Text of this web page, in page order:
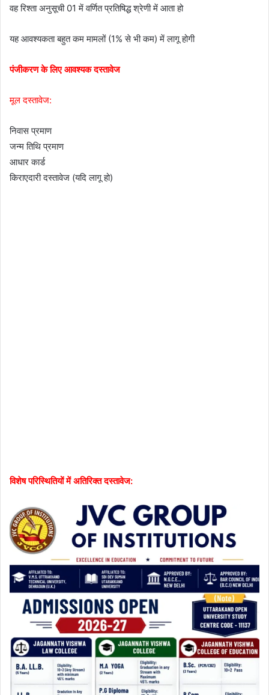
वह रिश्ता अनुसूची 01 में वर्णित प्रतिषिद्ध श्रेणी में आता हो
यह आवश्यकता बहुत कम मामलों (1% से भी कम) में लागू होगी
पंजीकरण के लिए आवश्यक दस्तावेज
मूल दस्तावेज:
निवास प्रमाण
जन्म तिथि प्रमाण
आधार कार्ड
किराएदारी दस्तावेज (यदि लागू हो)
विशेष परिस्थितियों में अतिरिक्त दस्तावेज: